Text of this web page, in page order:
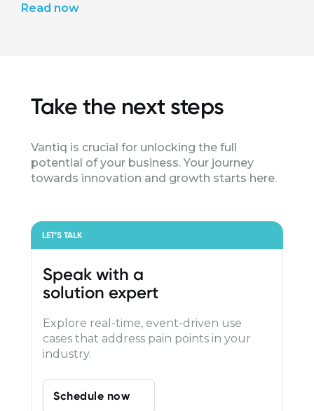
Read now
Take the next steps
Vantiq is crucial for unlocking the full
potential of your business. Your journey
towards innovation and growth starts here.
LET’S TALK
Speak with a
solution expert
Explore real-time, event-driven use
cases that address pain points in your
industry.
Schedule now